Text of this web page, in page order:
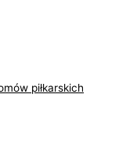
piłkarskich